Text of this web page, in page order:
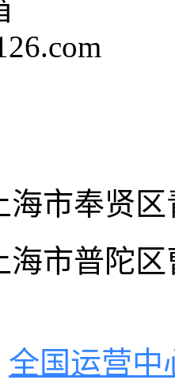
市奉贤
海市普陀
全国运营中